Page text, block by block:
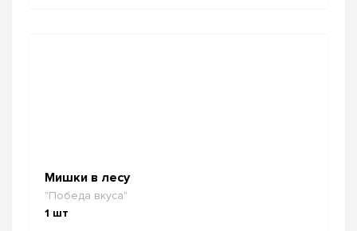
Мишки в лесу
"Победа вкуса"
1 шт